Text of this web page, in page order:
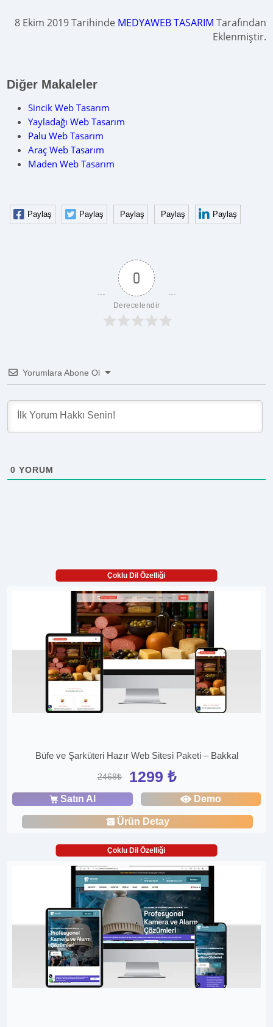
8 Ekim 2019 Tarihinde MEDYAWEB TASARIM Tarafından
Eklenmiştir.
Diğer Makaleler
Sincik Web Tasarım
Yayladağı Web Tasarım
Palu Web Tasarım
Araç Web Tasarım
Maden Web Tasarım
Paylaş Paylaş Paylaş Paylaş Paylaş
0
Derecelendir
Yorumlara Abone Ol
0 YORUM
Çoklu Dil Özelliği
Büfe ve Şarküteri Hazır Web Sitesi Paketi – Bakkal
2468₺ 1299 ₺
Satın Al Demo
Ürün Detay
Çoklu Dil Özelliği